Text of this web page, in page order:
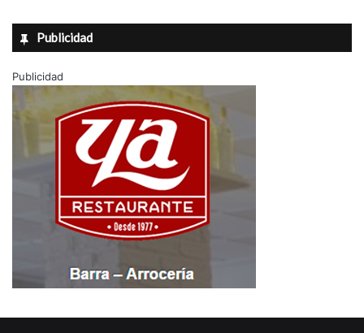
Publicidad
Publicidad